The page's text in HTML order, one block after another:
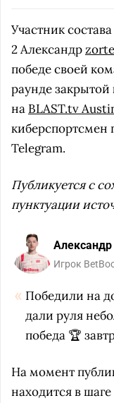
Участник состава
2 Александрzorte
победе своей
раунде
на BLAST.tv
киберспортсмен
Telegram.
Публикуется с
пунктуации
Игрок
Победили на
дали руля
победа 🏆
На момент
находится в